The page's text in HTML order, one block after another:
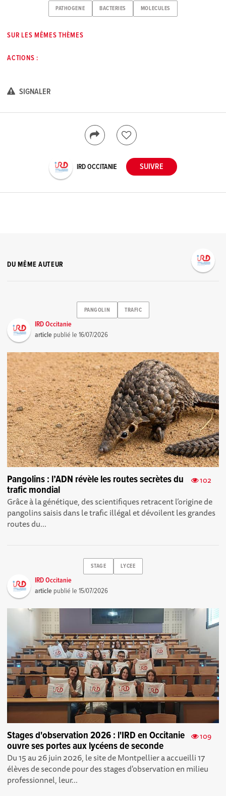
PATHOGENE BACTERIES MOLECULES
SUR LES MÊMES THÈMES
ACTIONS :
SIGNALER
IRD OCCITANIE
DU MÊME AUTEUR
PANGOLIN TRAFIC
IRD Occitanie
article publié le16/07/2026
102
Pangolins : l’ADN révèle les routes secrètes du
trafic mondial
Grâce à la génétique, des scientifiques retracent l’origine de
pangolins saisis dans le trafic illégal et dévoilent les grandes
routes du...
STAGE LYCEE
IRD Occitanie
article publié le15/07/2026
109
Stages d'observation 2026 : l'IRD en Occitanie
ouvre ses portes aux lycéens de seconde
Du 15 au 26 juin 2026, le site de Montpellier a accueilli 17
élèves de seconde pour des stages d'observation en milieu
professionnel, leur...